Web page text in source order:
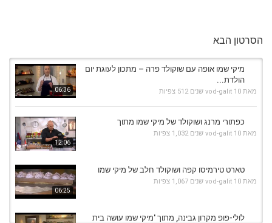
הסרטון הבא
06:36
מיקי שמו אופה עם שוקולד פרה – מתכון לעוגת יום
הולדת...
מאת vod-galit 10 שנים 512 צפיות
12:06
כפתורי מרנג ושוקולד של מיקי שמו מתוך
מאת vod-galit 10 שנים 1,032 צפיות
06:25
טארט טירמיסו קפה ושוקולד חלב של מיקי שמו
מאת vod-galit 10 שנים 1,067 צפיות
לולי-פופ מקרון גבינה, מתוך 'מיקי שמו עושה בית